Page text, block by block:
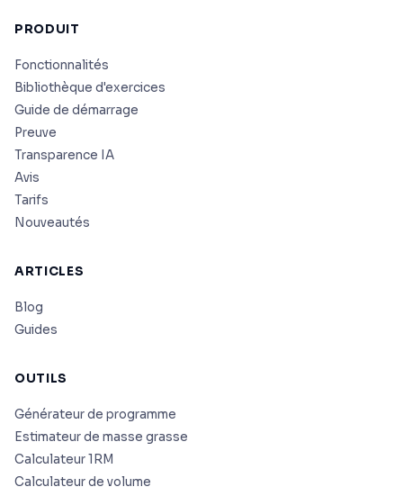
PRODUIT
Fonctionnalités
Bibliothèque d'exercices
Guide de démarrage
Preuve
Transparence IA
Avis
Tarifs
Nouveautés
ARTICLES
Blog
Guides
OUTILS
Générateur de programme
Estimateur de masse grasse
Calculateur 1RM
Calculateur de volume